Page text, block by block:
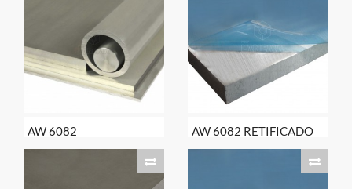
AW 6082 AW 6082 RETIFICADO